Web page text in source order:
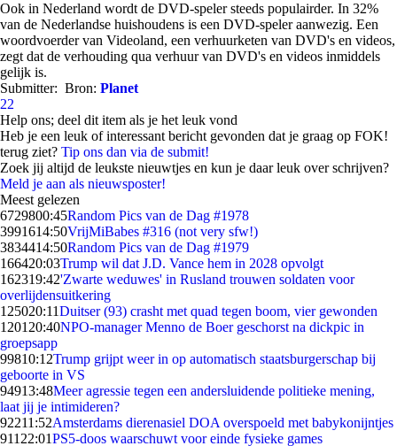
Ook in Nederland wordt de DVD-speler steeds populairder. In 32%
van de Nederlandse huishoudens is een DVD-speler aanwezig. Een
woordvoerder van Videoland, een verhuurketen van DVD's en videos,
zegt dat de verhouding qua verhuur van DVD's en videos inmiddels
gelijk is.
Submitter: Bron: Planet
22
Help ons; deel dit item als je het leuk vond
Heb je een leuk of interessant bericht gevonden dat je graag op FOK!
terug ziet? Tip ons dan via de submit!
Zoek jij altijd de leukste nieuwtjes en kun je daar leuk over schrijven?
Meld je aan als nieuwsposter!
Meest gelezen
6729800:45Random Pics van de Dag #1978
3991614:50VrijMiBabes #316 (not very sfw!)
3834414:50Random Pics van de Dag #1979
166420:03Trump wil dat J.D. Vance hem in 2028 opvolgt
162319:42'Zwarte weduwes' in Rusland trouwen soldaten voor
overlijdensuitkering
125020:11Duitser (93) crasht met quad tegen boom, vier gewonden
1201 20:40NPO-manager Menno de Boer geschorst na dickpic in
groepsapp
99810:12Trump grijpt weer in op automatisch staatsburgerschap bij
geboorte in VS
94913:48Meer agressie tegen een andersluidende politieke mening,
laat jij je intimideren?
92211:52Amsterdams dierenasiel DOA overspoeld met babykonijntjes
911 22:01PS5-doos waarschuwt voor einde fysieke games